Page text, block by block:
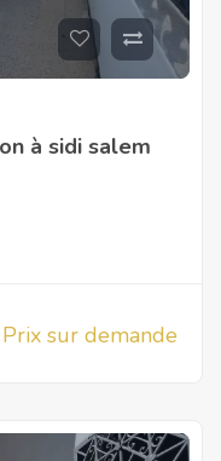
à sidi salem
Prix sur demande